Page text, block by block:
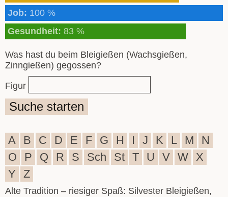
Job: 100 %
Gesundheit: 83 %
Was hast du beim Bleigießen (Wachsgießen,
Zinngießen) gegossen?
Figur
Suche starten
A B C D E F G H I J K L M
N
O
P Q R S Sch St T U V W X
Y
Z
Alte Tradition – riesiger Spaß: Silvester Bleigießen,